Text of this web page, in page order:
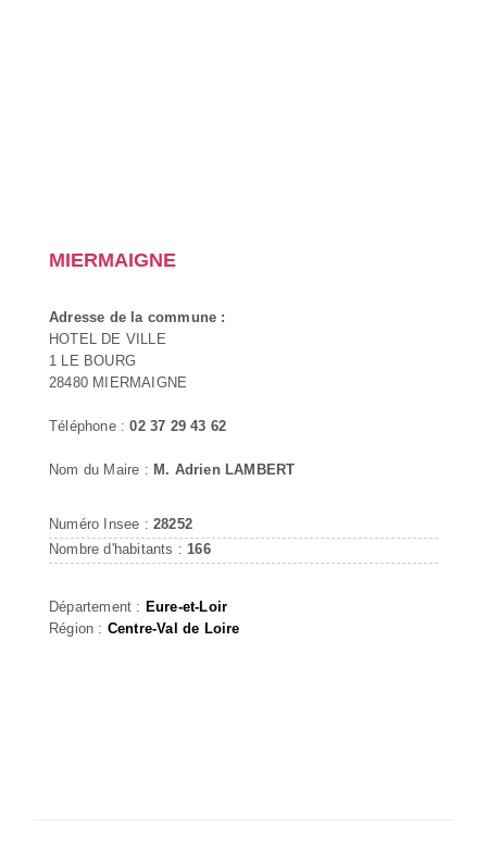
MIERMAIGNE
Adresse de la commune :
HOTEL DE VILLE
1 LE BOURG
28480 MIERMAIGNE
Téléphone :02 37 29 43 62
Nom du Maire : M. Adrien LAMBERT
Numéro Insee : 28252
Nombre d'habitants : 166
Département : Eure-et-Loir
Région : Centre-Val de Loire